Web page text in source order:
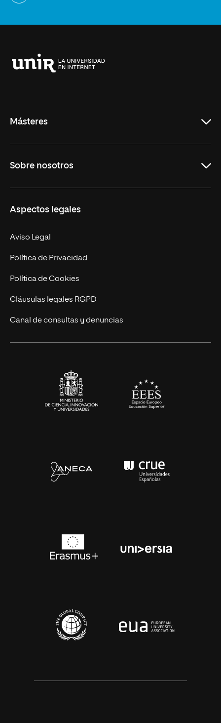
Másteres
Derecho
Empresa
MBA
Marketing y Comunicación
Ingeniería
Diseño
Ciencias de la Salud
Sobre nosotros
Nuestro Equipo
Contacto
Aspectos legales
Aviso Legal
Política de Privacidad
Política de Cookies
Cláusulas legales RGPD
Canal de consultas y denuncias